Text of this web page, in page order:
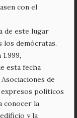
con el
de este lugar
los demócratas.
esta fecha
de
políticos
conocer la
y la